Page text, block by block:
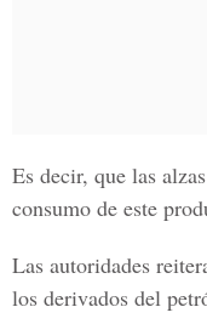
Es decir, que las
consumo de este
Las autoridades
los derivados del